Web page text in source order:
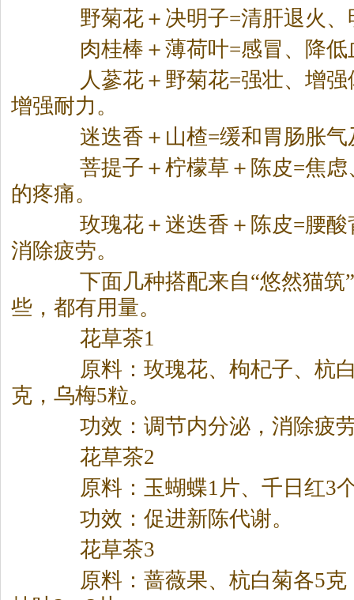
野菊花＋决明子=清肝退火、
肉桂棒＋薄荷叶=感冒、降低
人蔘花＋野菊花=强壮、增强
增强耐力。
迷迭香＋山楂=缓和胃肠胀气
菩提子＋柠檬草＋陈皮=焦虑
的疼痛。
玫瑰花＋迷迭香＋陈皮=腰酸
消除疲劳。
下面几种搭配来自“悠然猫筑”
些，都有用量。
花草茶1
原料：玫瑰花、枸杞子、杭白
克，乌梅5粒。
功效：调节内分泌，消除疲
花草茶2
原料：玉蝴蝶1片、千日红3
功效：促进新陈代谢。
花草茶3
原料：蔷薇果、杭白菊各5克